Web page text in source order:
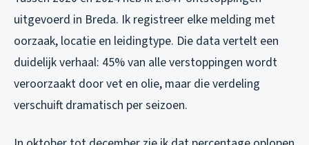
uitgevoerd in Breda. Ik registreer elke melding met
oorzaak, locatie en leidingtype. Die data vertelt een
duidelijk verhaal: 45% van alle verstoppingen wordt
veroorzaakt door vet en olie, maar die verdeling
verschuift dramatisch per seizoen.